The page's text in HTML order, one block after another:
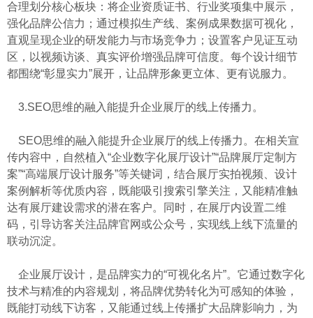
合理划分核心板块：将企业资质证书、行业奖项集中展示，
强化品牌公信力；通过模拟生产线、案例成果数据可视化，
直观呈现企业的研发能力与市场竞争力；设置客户见证互动
区，以视频访谈、真实评价增强品牌可信度。每个设计细节
都围绕“彰显实力”展开，让品牌形象更立体、更有说服力。
3.SEO思维的融入能提升企业展厅的线上传播力。
SEO思维的融入能提升企业展厅的线上传播力。在相关宣
传内容中，自然植入“企业数字化展厅设计”“品牌展厅定制方
案”“高端展厅设计服务”等关键词，结合展厅实拍视频、设计
案例解析等优质内容，既能吸引搜索引擎关注，又能精准触
达有展厅建设需求的潜在客户。同时，在展厅内设置二维
码，引导访客关注品牌官网或公众号，实现线上线下流量的
联动沉淀。
企业展厅设计，是品牌实力的“可视化名片”。它通过数字化
技术与精准的内容规划，将品牌优势转化为可感知的体验，
既能打动线下访客，又能通过线上传播扩大品牌影响力，为